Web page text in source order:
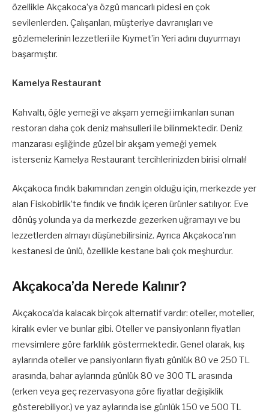
özellikle Akçakoca’ya özgü mancarlı pidesi en çok
sevilenlerden. Çalışanları, müşteriye davranışları ve
gözlemelerinin lezzetleri ile Kıymet’in Yeri adını duyurmayı
başarmıştır.
Kamelya Restaurant
Kahvaltı, öğle yemeği ve akşam yemeği imkanları sunan
restoran daha çok deniz mahsulleri ile bilinmektedir. Deniz
manzarası eşliğinde güzel bir akşam yemeği yemek
isterseniz Kamelya Restaurant tercihlerinizden birisi olmalı!
Akçakoca fındık bakımından zengin olduğu için, merkezde yer
alan Fiskobirlik’te fındık ve fındık içeren ürünler satılıyor. Eve
dönüş yolunda ya da merkezde gezerken uğramayı ve bu
lezzetlerden almayı düşünebilirsiniz. Ayrıca Akçakoca’nın
kestanesi de ünlü, özellikle kestane balı çok meşhurdur.
Akçakoca’da Nerede Kalınır?
Akçakoca’da kalacak birçok alternatif vardır: oteller, moteller,
kiralık evler ve bunlar gibi. Oteller ve pansiyonların fiyatları
mevsimlere göre farklılık göstermektedir. Genel olarak, kış
aylarında oteller ve pansiyonların fiyatı günlük 80 ve 250 TL
arasında, bahar aylarında günlük 80 ve 300 TL arasında
(erken veya geç rezervasyona göre fiyatlar değişiklik
gösterebiliyor.) ve yaz aylarında ise günlük 150 ve 500 TL